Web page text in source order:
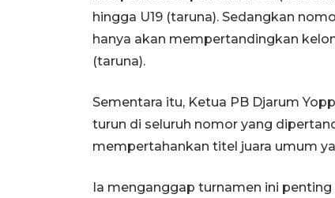
hingga U19 (taruna). Sedangkan
hanya akan mempertandingkan
(taruna).
Sementara itu, Ketua PB Djarum
turun di seluruh nomor yang
mempertahankan titel juara umum
Ia menganggap turnamen ini